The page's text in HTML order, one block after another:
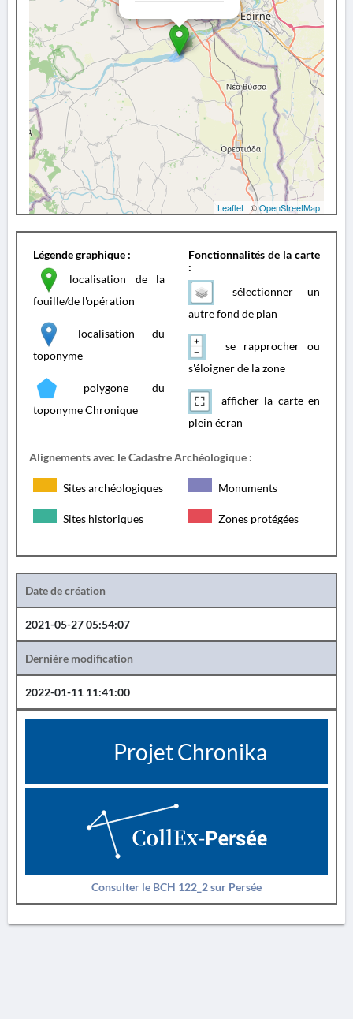
Leaflet | ©OpenStreetMap
Légende graphique :
localisation de la
fouille/de l'opération
localisation du
toponyme
polygone du
toponyme Chronique
Fonctionnalités de la carte
:
sélectionner un
autre fond de plan
se rapprocher ou
s'éloigner de la zone
afficher la carte en
plein écran
Alignements avec le Cadastre Archéologique :
Sites archéologiques Monuments
Sites historiques Zones protégées
Date de création
2021-05-27 05:54:07
Dernière modification
2022-01-11 11:41:00
Projet Chronika
Consulter le BCH 122_2 sur Persée